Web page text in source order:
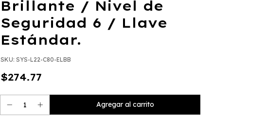
Brillante / Nivel de
Seguridad 6 / Llave
Estándar.
SKU: SYS-L22-C80-ELBB
$274.77